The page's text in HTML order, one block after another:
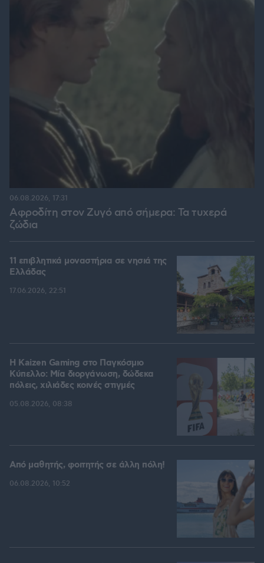
Αφροδίτη στον Ζυγό από σήμερα: Τα τυχερά
ζώδια
06.08.2026, 17:31
11 επιβλητικά μοναστήρια σε νησιά της
Ελλάδας
17.06.2026, 22:51
H Kaizen Gaming στο Παγκόσμιο
Kύπελλο: Μία διοργάνωση, δώδεκα
πόλεις, χιλιάδες κοινές στιγμές
05.08.2026, 08:38
Από μαθητής, φοιτητής σε άλλη πόλη!
06.08.2026, 10:52